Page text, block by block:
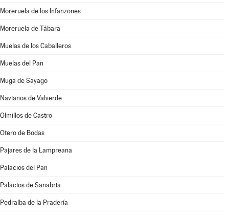
Moreruela de los Infanzones
Moreruela de Tábara
Muelas de los Caballeros
Muelas del Pan
Muga de Sayago
Navianos de Valverde
Olmillos de Castro
Otero de Bodas
Pajares de la Lampreana
Palacios del Pan
Palacios de Sanabria
Pedralba de la Pradería